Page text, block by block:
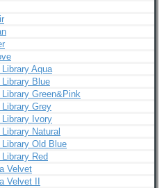
Aqua
Library Blue
Library Green&Pink
Library Grey
Library Ivory
Natural
Library Old Blue
Red
Velvet
Velvet II